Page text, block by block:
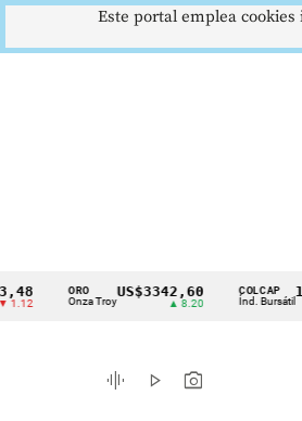
Cintillo
indicadores
económicos
ORO
Onza Troy
US$3342,60 COLCAP
Índ. Bursátil
graphic_eq play_arrow photo_camera
Este portal emplea